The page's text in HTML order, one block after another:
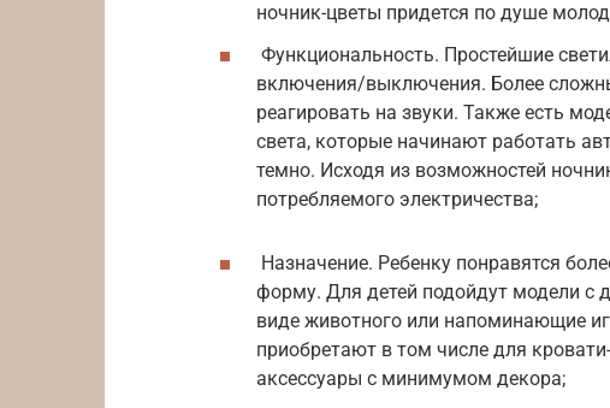
ночник-цветы придется по душе
Функциональность. Простейшие
включения/выключения. Более
реагировать на звуки. Также есть
света, которые начинают работать
темно. Исходя из возможностей
потребляемого электричества;
Назначение. Ребенку понравятся
форму. Для детей подойдут модели с
виде животного или напоминающие
приобретают в том числе для
аксессуары с минимумом декора;